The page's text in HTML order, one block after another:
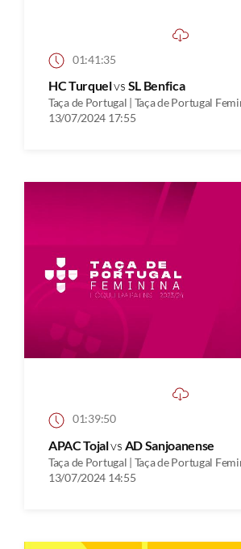
01:41:35
HC Turquelvs SL Benfica
Taça de Portugal | Taça de Portugal
13/07/2024 17:55
01:39:50
APAC Tojalvs AD Sanjoanense
Taça de Portugal | Taça de Portugal
13/07/2024 14:55